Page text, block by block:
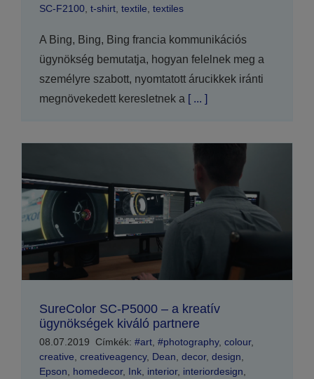
SC-F2100, t-shirt, textile textiles
A Bing, Bing, Bing francia kommunikációs
ügynökség bemutatja, hogyan felelnek meg a
személyre szabott, nyomtatott árucikkek iránti
megnövekedett keresletnek a [ ... ]
SureColor SC-P5000 – a kreatív
ügynökségek kiváló partnere
08.07.2019 Címkék: #art, #photography, colour,
creative creativeagency, Dean decor, design
Epson
homedecor, Ink, interior, interiordesign